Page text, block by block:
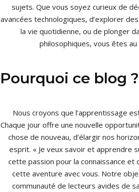
sujets. Que vous soyez curieux de
avancées technologiques, d’explorer
la vie quotidienne, ou de plonger
philosophiques, vous êtes
Pourquoi ce blog ?
Nous croyons que l’apprentissage
Chaque jour offre une nouvelle
chose de nouveau, d’élargir nos
esprit. « Je veux savoir et apprendre
cette passion pour la connaissance et
cette aventure avec vous. Notre
communauté de lecteurs avides de